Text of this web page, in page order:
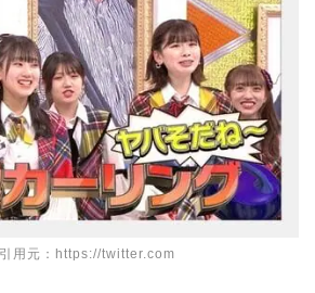
用元：https://twitter.com